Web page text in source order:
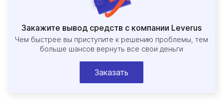
Закажите вывод средств с компании Leverus
Чем быстрее вы приступите к решению проблемы, тем
больше шансов вернуть все свои деньги
Заказать